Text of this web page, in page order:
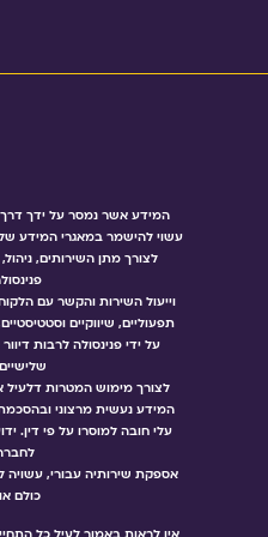
המידע אשר נמסר על ידך
עשוי להישמר במאגרי המידע
לצורך מתן השירותים,
וייעול השירות והקשר עם
תפעוליים, שיווקיים
על ידי פנינסולה לרבות
לצורך מימוש המטרות דלעיל
המידע נעשית מרצוני
עלי חובה למוסרו על פי דין.
אספקת שירותיה עבורי, עשויה
כולם